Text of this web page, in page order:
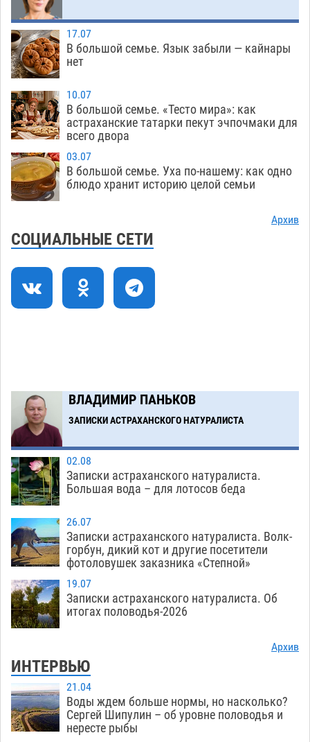
15:28
Тяга к сверхскоростям обошлась
астраханской логистической компании в 400
тысяч рублей
14:44
Астраханские кутилы сменили барные стойки
на полицейские дежурки
07.08
14:09
С 11 августа астраханские водоемы
обеспечат притоком в семь тысяч кубов
07.08 1234
13:29
Астраханский аэропорт попробует отбиться
518
12:53
Астраханские археологи откопали древнюю
помойку
11:58
В Астрахани подросток угнал мотоцикл и
похитил чужие мобильник с банковскими
10:43
Астраханский суд встал на сторону МЧС в
споре за возврат униформы
07.08
17.07
В большой семье. Язык забыли — кайнары
нет
10.07
В большой семье. «Тесто мира»: как
астраханские татарки пекут эчпочмаки для
всего двора
03.07
В большой семье. Уха по-нашему: как одно
блюдо хранит историю целой семьи
Архив
СОЦИАЛЬНЫЕ СЕТИ
ВЛАДИМИР ПАНЬКОВ
ЗАПИСКИ АСТРАХАНСКОГО НАТУРАЛИСТА
02.08
Записки астраханского натуралиста.
Большая вода – для лотосов беда
26.07
Записки астраханского натуралиста. Волк-
горбун, дикий кот и другие посетители
фотоловушек заказника «Степной»
19.07
Записки астраханского натуралиста. Об
итогах половодья-2026
Архив
ИНТЕРВЬЮ
21.04
Воды ждем больше нормы, но насколько?
Сергей Шипулин – об уровне половодья и
нересте рыбы